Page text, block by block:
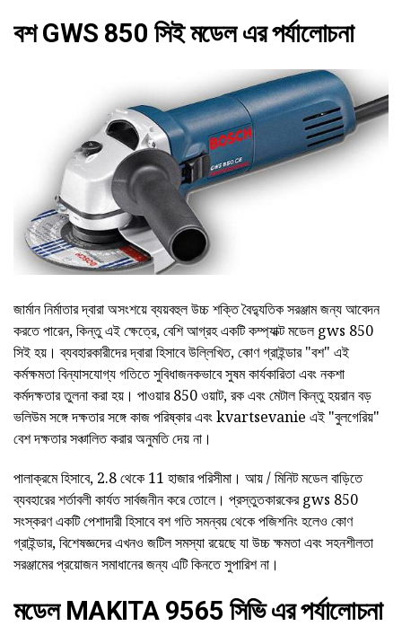
বশ GWS 850 সিই মডেল এর পর্যালোচনা
জার্মান নির্মাতার দ্বারা অসংশয়ে ব্যয়বহুল উচ্চ শক্তি বৈদ্যুতিক সরঞ্জাম জন্য আবেদন
করতে পারেন, কিন্তু এই ক্ষেত্রে, বেশি আগ্রহ একটি কম্প্যাক্ট মডেল gws 850
সিই হয়। ব্যবহারকারীদের দ্বারা হিসাবে উল্লিখিত, কোণ গ্রাইন্ডার "বশ" এই
কর্মক্ষমতা বিন্যাসযোগ্য গতিতে সুবিধাজনকভাবে সুষম কার্যকারিতা এবং নকশা
কর্মদক্ষতার তুলনা করা হয়। পাওয়ার 850 ওয়াট, রক এবং মেটাল কিন্তু হয়রান বড়
ভলিউম সঙ্গে দক্ষতার সঙ্গে কাজ পরিষ্কার এবং kvartsevanie এই "বুলগেরিয়"
বেশ দক্ষতার সঞ্চালিত করার অনুমতি দেয় না।
পালাক্রমে হিসাবে, 2.8 থেকে 11 হাজার পরিসীমা। আয় / মিনিট মডেল বাড়িতে
ব্যবহারের শর্তাবলী কার্যত সার্বজনীন করে তোলে। প্রস্তুতকারকের gws 850
সংস্করণ একটি পেশাদারী হিসাবে বশ গতি সমন্বয় থেকে পজিশনিং হলেও কোণ
গ্রাইন্ডার, বিশেষজ্ঞদের এখনও জটিল সমস্যা রয়েছে যা উচ্চ ক্ষমতা এবং সহনশীলতা
সরঞ্জামের প্রয়োজন সমাধানের জন্য এটি কিনতে সুপারিশ না।
মডেল MAKITA 9565 সিভি এর পর্যালোচনা